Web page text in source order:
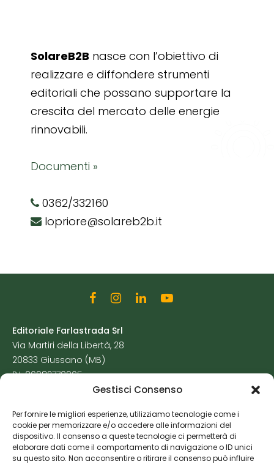
Gestisci Consenso
Per fornire le migliori esperienze, utilizziamo tecnologie come i
cookie per memorizzare e/o accedere alle informazioni del
dispositivo. Il consenso a queste tecnologie ci permetterà di
elaborare dati come il comportamento di navigazione o ID unici
su questo sito. Non acconsentire o ritirare il consenso può influire
SolareB2B nasce con l’obiettivo di
realizzare e diffondere strumenti
editoriali che possano supportare la
crescita del mercato delle energie
rinnovabili.
Documenti »
0362/332160
lopriore@solareb2b.it
Editoriale Farlastrada Srl
Via Martiri della Libertà, 28
20833 Giussano (MB)
P.I. 06982770965
Cookie Policy
Risorse Aggiuntive